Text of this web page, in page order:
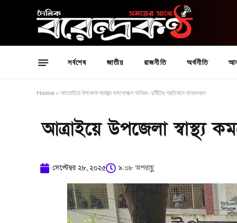
সর্বশেষ জাতীয় রাজনীতি অর্থনীতি
Home » আত্রাইয়ে উপজেলা স্বাস্থ্য কমপ্লেক্সে অনিয়ম- দুর্নীতির প্রতিবাদে মানববন্ধন
আত্রাইয়ে উপজেলা স্বাস্থ্য
সেপ্টেম্বর ২৮, ২০২৫ ৯:০৮ অপরাহ্ণ